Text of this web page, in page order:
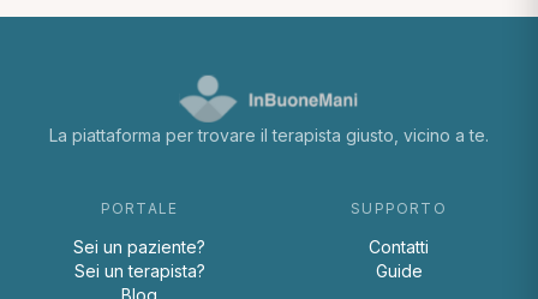
La piattaforma per trovare il terapista giusto, vicino a te.
PORTALE
Sei un paziente?
Sei un terapista?
Blog
SUPPORTO
Contatti
Guide